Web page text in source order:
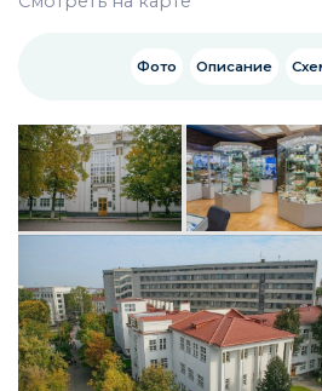
Фото Описание